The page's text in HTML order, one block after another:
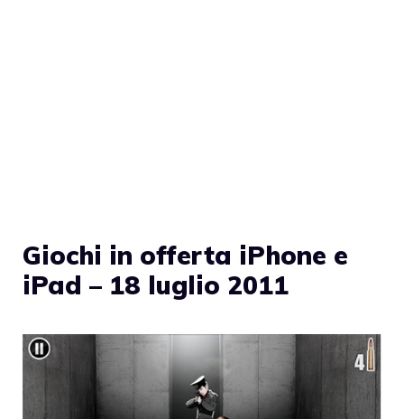
Giochi in offerta iPhone e
iPad – 18 luglio 2011